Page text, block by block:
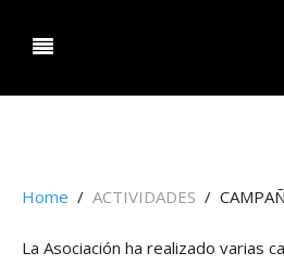
Home ACTIVIDADES
La Asociación ha realizado varias